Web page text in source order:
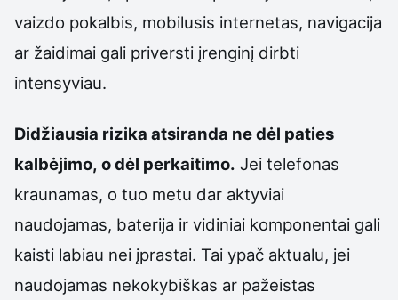
vaizdo pokalbis, mobilusis internetas, navigacija
ar žaidimai gali priversti įrenginį dirbti
intensyviau.
Didžiausia rizika atsiranda ne dėl paties
kalbėjimo, o dėl perkaitimo. Jei telefonas
kraunamas, o tuo metu dar aktyviai
naudojamas, baterija ir vidiniai komponentai gali
kaisti labiau nei įprastai. Tai ypač aktualu, jei
naudojamas nekokybiškas ar pažeistas